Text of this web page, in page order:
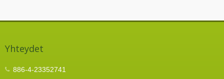
Yhteydet
886-4-23352741